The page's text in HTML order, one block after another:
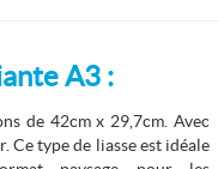
A3 :
de 42cm x 29,7cm. Avec
Ce type de liasse est idéale